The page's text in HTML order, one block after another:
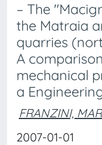
– The
the Matraia
quarries
A
mechanical
a
FRANZINI,
2007-01-01